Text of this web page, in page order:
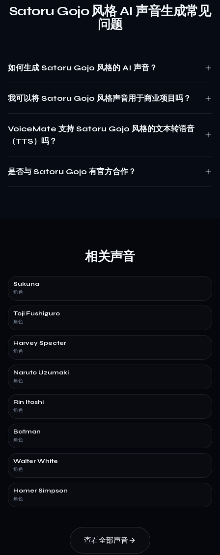
Satoru Gojo 风格 AI 声音生成常见
问题
如何生成 Satoru Gojo 风格的 AI 声音？
我可以将 Satoru Gojo 风格声音用于商业项目吗？
VoiceMate 支持 Satoru Gojo 风格的文本转语音
（TTS）吗？
是否与 Satoru Gojo 有官方合作？
相关声音
Sukuna
角色
Toji Fushiguro
角色
Harvey Specter
角色
Naruto Uzumaki
角色
Rin Itoshi
角色
Batman
角色
Walter White
角色
Homer Simpson
角色
查看全部声音